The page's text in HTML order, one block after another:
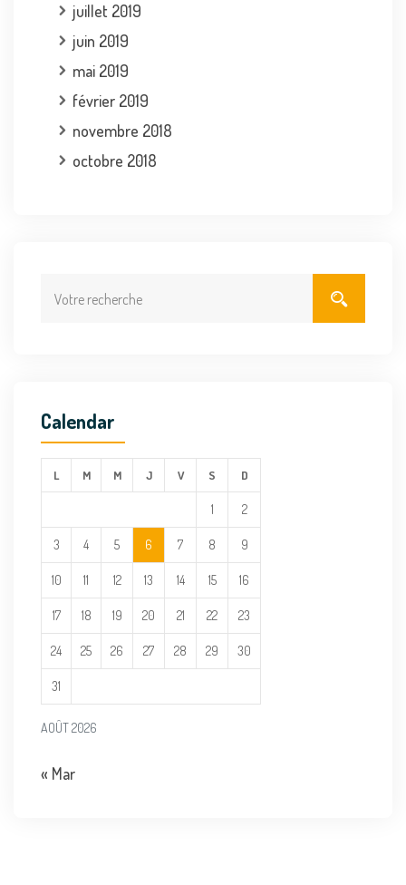
juillet 2019
juin 2019
mai 2019
février 2019
novembre 2018
octobre 2018
Calendar
AOÛT 2026
L M M J V S D
1 2
3 4 5 6 7 8 9
10 11 12 13 14 15 16
17 18 19 20 21 22 23
24 25 26 27 28 29 30
31
« Mar